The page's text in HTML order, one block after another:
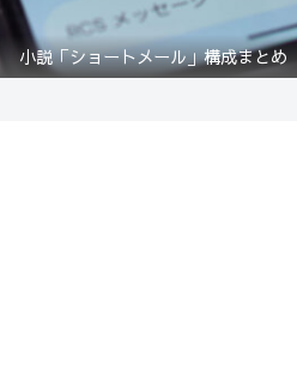
小説「ショートメール」構成まとめ